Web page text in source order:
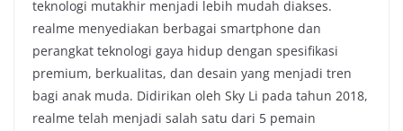
teknologi mutakhir menjadi lebih mudah diakses.
realme menyediakan berbagai smartphone dan
perangkat teknologi gaya hidup dengan spesifikasi
premium, berkualitas, dan desain yang menjadi tren
bagi anak muda. Didirikan oleh Sky Li pada tahun 2018,
realme telah menjadi salah satu dari 5 pemain